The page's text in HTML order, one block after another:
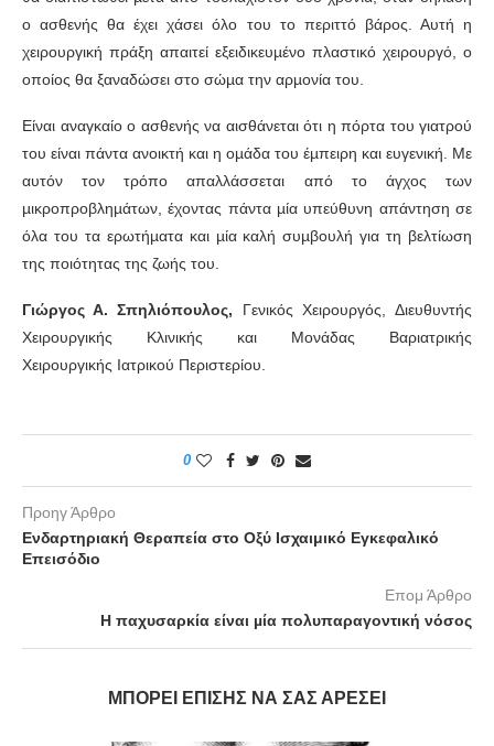
ο ασθενής θα έχει χάσει όλο του το περιττό βάρος. Αυτή η
χειρουργική πράξη απαιτεί εξειδικευµένο πλαστικό χειρουργό, ο
οποίος θα ξαναδώσει στο σώµα την αρµονία του.
Είναι αναγκαίο ο ασθενής να αισθάνεται ότι η πόρτα του γιατρού
του είναι πάντα ανοικτή και η οµάδα του έµπειρη και ευγενική. Με
αυτόν τον τρόπο απαλλάσσεται από το άγχος των
µικροπροβληµάτων, έχοντας πάντα µία υπεύθυνη απάντηση σε
όλα του τα ερωτήµατα και µία καλή συµβουλή για τη βελτίωση
της ποιότητας της ζωής του.
Γιώργος Α. Σπηλιόπουλος, Γενικός Χειρουργός, Διευθυντής
Χειρουργικής Κλινικής και Μονάδας Βαριατρικής
Χειρουργικής Ιατρικού Περιστερίου.
0
Προηγ Άρθρο
Ενδαρτηριακή Θεραπεία στο Οξύ Ισχαιμικό Εγκεφαλικό
Επεισόδιο
Επομ Άρθρο
Η παχυσαρκία είναι µία πολυπαραγοντική νόσος
ΜΠΟΡΕΊ ΕΠΊΣΗΣ ΝΑ ΣΑΣ ΑΡΈΣΕΙ